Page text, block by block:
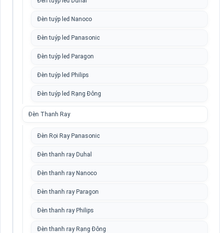
Đèn tuýp led Nanoco
Đèn tuýp led Panasonic
Đèn tuýp led Paragon
Đèn tuýp led Philips
Đèn tuýp led Rạng Đông
Đèn Thanh Ray
Đèn Rọi Ray Panasonic
Đèn thanh ray Duhal
Đèn thanh ray Nanoco
Đèn thanh ray Paragon
Đèn thanh ray Philips
Đèn thanh ray Rạng Đông